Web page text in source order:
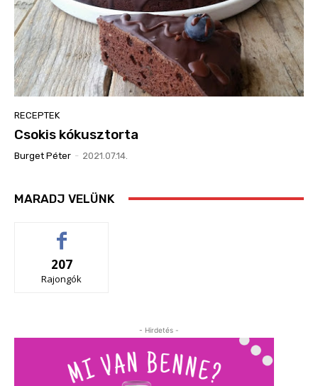
RECEPTEK
Csokis kókusztorta
Burget Péter - 2021.07.14.
MARADJ VELÜNK
207
Rajongók
- Hirdetés -